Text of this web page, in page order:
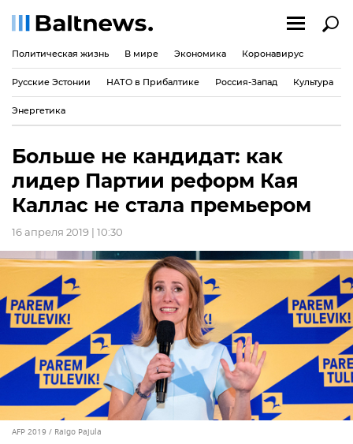
Политическая жизнь В мире Экономика Коронавирус
Русские Эстонии НАТО в Прибалтике Россия-Запад Культура
Энергетика
Больше не кандидат: как
лидер Партии реформ Кая
Каллас не стала премьером
16 апреля 2019 | 10:30
AFP 2019 / Raigo Pajula